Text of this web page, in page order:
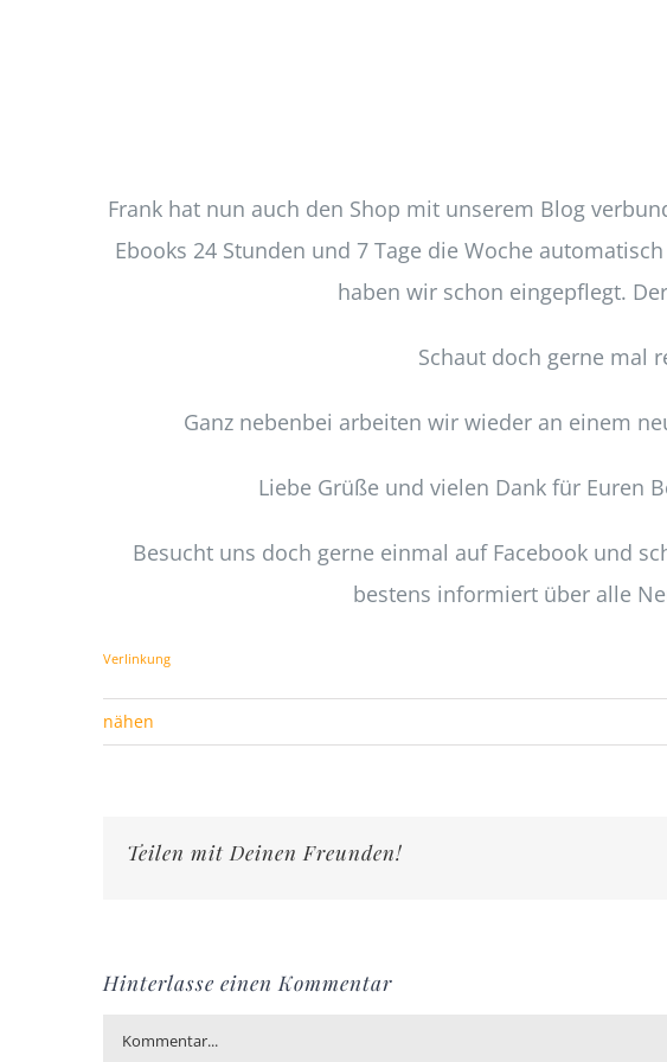
Frank hat nun auch den Shop mit unserem Blog
Ebooks 24 Stunden und 7 Tage die Woche
haben wir schon eingepflegt.
Schaut doch gerne mal
Ganz nebenbei arbeiten wir wieder an einem
Liebe Grüße und vielen Dank für Euren
Besucht uns doch gerne einmal auf Facebook und
bestens informiert über alle
Verlinkung
nähen
Teilen mit Deinen Freunden!
Hinterlasse einen Kommentar
Kommentar